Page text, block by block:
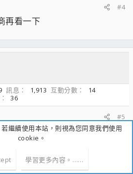
#4
再看一下
訊息 1,913 互動分數
14
36
#5
RTX 3090TI 改單顆2GB. 這樣
制高溫度
不能有效散熱.3090顯存溫度很
繼續使用本站，則視為您同意我們使用
cookie。
學習更多內容。……